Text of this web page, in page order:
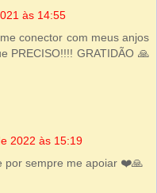
às 14:55
conector com meus anjos
PRECISO!!!! GRATIDÃO 🙏
2022 às 15:19
por sempre me apoiar ❤️🙏